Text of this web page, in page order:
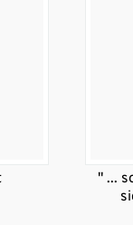
" ...